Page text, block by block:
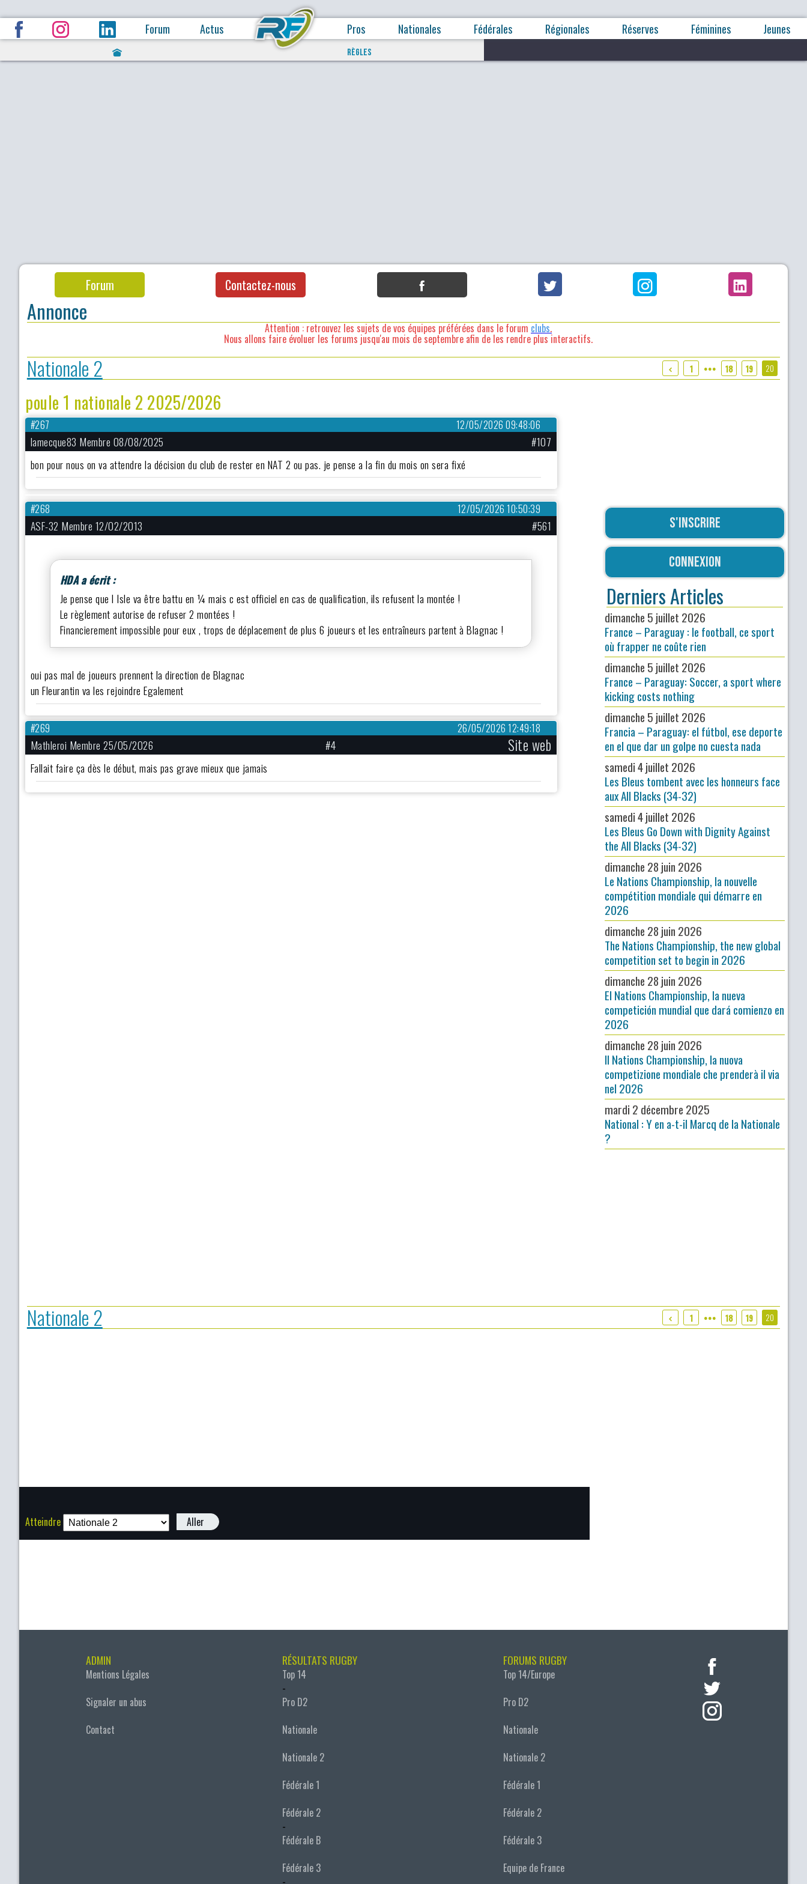
Forum Actus Pros Nationales Fédérales Régionales Réserves Féminines Jeunes
RÈGLES
Forum Contactez-nous
Annonce
Attention : retrouvez les sujets de vos équipes préférées dans le forum clubs.
Nous allons faire évoluer les forums jusqu'au mois de septembre afin de les rendre plus interactifs.
Nationale 2 1 ●●● 18 19 20
poule 1 nationale 2 2025/2026
12/05/2026 09:48:06
#267
lamecque83 Membre 08/08/2025
#107
bon pour nous on va attendre la décision du club de rester en NAT 2 ou pas. je pense a la fin du mois on sera fixé
12/05/2026 10:50:39
#268
ASF-32 Membre 12/02/2013 #561
HDA a écrit :
Je pense que l Isle va être battu en ¼ mais c est officiel en cas de qualification, ils refusent la montée !
Le règlement autorise de refuser 2 montées !
Financierement impossible pour eux , trops de déplacement de plus 6 joueurs et les entraîneurs partent à Blagnac !
oui pas mal de joueurs prennent la direction de Blagnac
un Fleurantin va les rejoindre Egalement
26/05/2026 12:49:18
#269
Mathleroi Membre 25/05/2026 #4 Site web
Fallait faire ça dès le début, mais pas grave mieux que jamais
S'inscrire
Connexion
Derniers Articles
dimanche 5 juillet 2026
France – Paraguay : le football, ce sport
où frapper ne coûte rien
dimanche 5 juillet 2026
France – Paraguay: Soccer, a sport where
kicking costs nothing
dimanche 5 juillet 2026
Francia – Paraguay: el fútbol, ese deporte
en el que dar un golpe no cuesta nada
samedi 4 juillet 2026
Les Bleus tombent avec les honneurs face
aux All Blacks (34-32)
samedi 4 juillet 2026
Les Bleus Go Down with Dignity Against
the All Blacks (34-32)
dimanche 28 juin 2026
Le Nations Championship, la nouvelle
compétition mondiale qui démarre en
2026
dimanche 28 juin 2026
The Nations Championship, the new global
competition set to begin in 2026
dimanche 28 juin 2026
El Nations Championship, la nueva
competición mundial que dará comienzo en
2026
dimanche 28 juin 2026
Il Nations Championship, la nuova
competizione mondiale che prenderà il via
nel 2026
mardi 2 décembre 2025
National : Y en a-t-il Marcq de la Nationale
?
Nationale 2 1 ●●● 18 19 20
Atteindre Aller
ADMIN
Mentions Légales
Signaler un abus
Contact
RÉSULTATS RUGBY
Top 14
-
Pro D2
Nationale
Nationale 2
Fédérale 1
Fédérale 2
-
Fédérale B
Fédérale 3
FORUMS RUGBY
Top 14/Europe
Pro D2
Nationale
Nationale 2
Fédérale 1
Fédérale 2
Fédérale 3
Equipe de France